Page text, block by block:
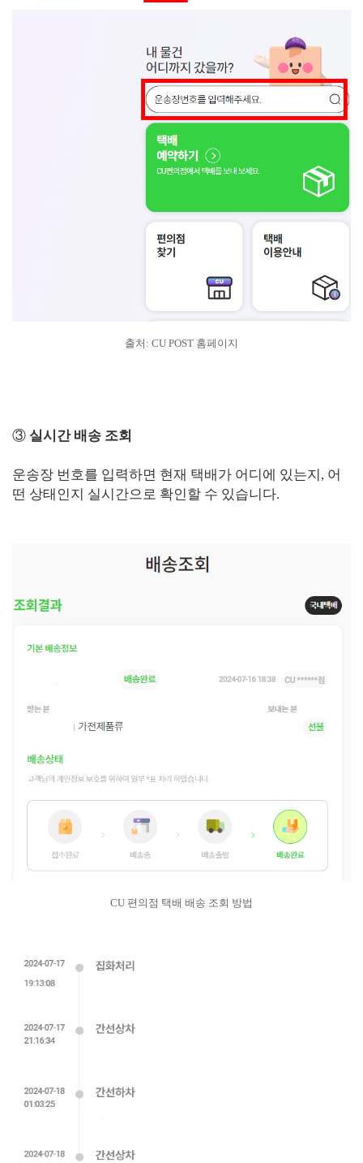
출처: CU POST 홈페이지
③ 실시간 배송 조회
운송장 번호를 입력하면 현재 택배가 어디에 있는지, 어
떤 상태인지 실시간으로 확인할 수 있습니다.
CU 편의점 택배 배송 조회 방법